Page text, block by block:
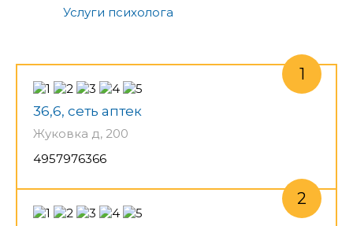
Услуги психолога
36,6, сеть аптек
Жуковка д, 200
4957976366